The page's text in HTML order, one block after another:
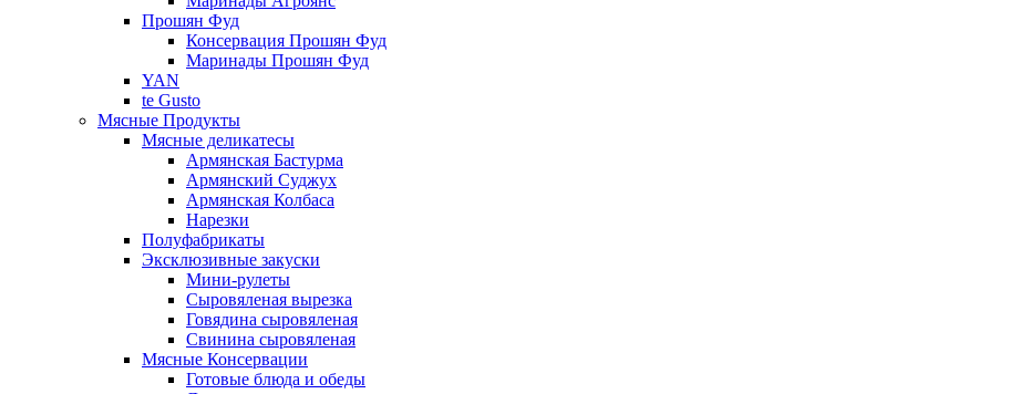
Прошян Фуд
Консервация Прошян Фуд
Маринады Прошян Фуд
YAN
te Gusto
Мясные Продукты
Мясные деликатесы
Армянская Бастурма
Армянский Суджух
Армянская Колбаса
Нарезки
Полуфабрикаты
Эксклюзивные закуски
Мини-рулеты
Сыровяленая вырезка
Говядина сыровяленая
Свинина сыровяленая
Мясные Консервации
Готовые блюда и обеды